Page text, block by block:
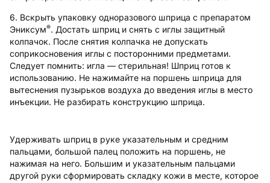
6. Вскрыть упаковку одноразового шприца с препаратом
Эниксум®. Достать шприц и снять с иглы защитный
колпачок. После снятия колпачка не допускать
соприкосновения иглы с посторонними предметами.
Следует помнить: игла — стерильная! Шприц готов к
использованию. Не нажимайте на поршень шприца для
вытеснения пузырьков воздуха до введения иглы в место
инъекции. Не разбирать конструкцию шприца.
Удерживать шприц в руке указательным и средним
пальцами, большой палец положить на поршень, не
нажимая на него. Большим и указательным пальцами
другой руки сформировать складку кожи в месте, которое